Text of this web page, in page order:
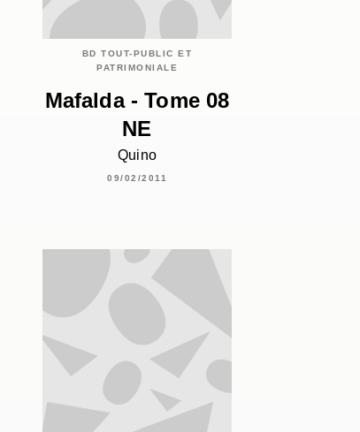
BD TOUT-PUBLIC ET
PATRIMONIALE
Mafalda - Tome 08
NE
Quino
09/02/2011